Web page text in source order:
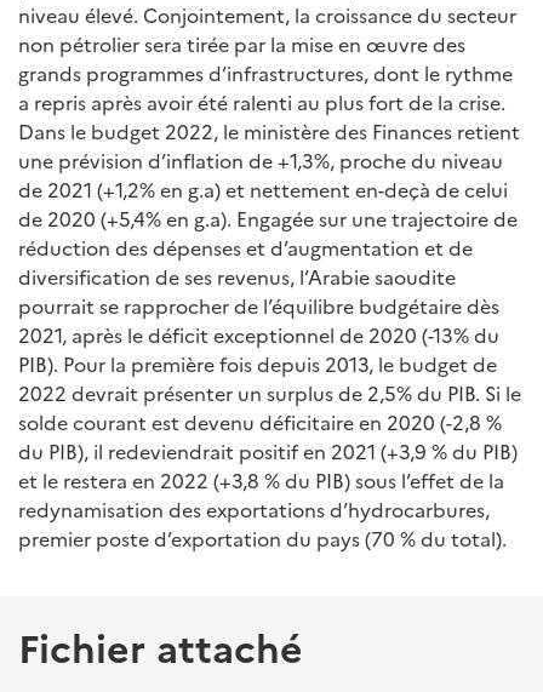
niveau élevé. Conjointement, la croissance du secteur
non pétrolier sera tirée par la mise en œuvre des
grands programmes d’infrastructures, dont le rythme
a repris après avoir été ralenti au plus fort de la crise.
Dans le budget 2022, le ministère des Finances retient
une prévision d’inflation de +1,3%, proche du niveau
de 2021 (+1,2% en g.a) et nettement en-deçà de celui
de 2020 (+5,4% en g.a). Engagée sur une trajectoire de
réduction des dépenses et d’augmentation et de
diversification de ses revenus, l’Arabie saoudite
pourrait se rapprocher de l’équilibre budgétaire dès
2021, après le déficit exceptionnel de 2020 (-13% du
PIB). Pour la première fois depuis 2013, le budget de
2022 devrait présenter un surplus de 2,5% du PIB. Si le
solde courant est devenu déficitaire en 2020 (-2,8 %
du PIB), il redeviendrait positif en 2021 (+3,9 % du PIB)
et le restera en 2022 (+3,8 % du PIB) sous l’effet de la
redynamisation des exportations d’hydrocarbures,
premier poste d’exportation du pays (70 % du total).
Fichier attaché